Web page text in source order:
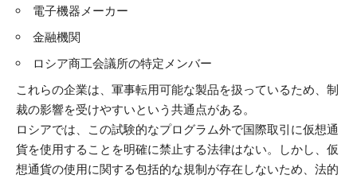
電子機器メーカー
金融機関
ロシア商工会議所の特定メンバー
これらの企業は、軍事転用可能な製品を扱っているため、制
裁の影響を受けやすいという共通点がある。
ロシアでは、この試験的なプログラム外で国際取引に仮想通
貨を使用することを明確に禁止する法律はない。しかし、仮
想通貨の使用に関する包括的な規制が存在しないため、法的